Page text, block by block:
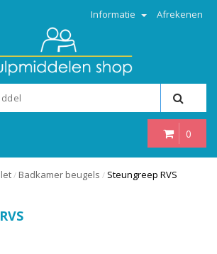
Informatie Afrekenen
0
/ Badkamer beugels / Steungreep RVS